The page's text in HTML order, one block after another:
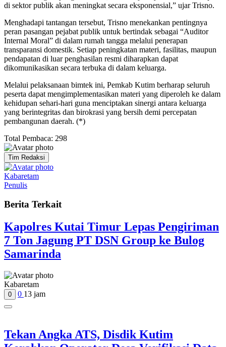
di sektor publik akan meningkat secara eksponensial,” ujar Trisno.
Menghadapi tantangan tersebut, Trisno menekankan pentingnya
peran pasangan pejabat publik untuk bertindak sebagai “Auditor
Internal Moral” di dalam rumah tangga melalui penerapan
transparansi domestik. Setiap peningkatan materi, fasilitas, maupun
pendapatan di luar penghasilan resmi diharapkan dapat
dikomunikasikan secara terbuka di dalam keluarga.
Melalui pelaksanaan bimtek ini, Pemkab Kutim berharap seluruh
peserta dapat mengimplementasikan materi yang diperoleh ke dalam
kehidupan sehari-hari guna menciptakan sinergi antara keluarga
yang berintegritas dan birokrasi yang bersih demi percepatan
pembangunan daerah. (*)
Total Pembaca: 298
Tim Redaksi
Kabaretam
Penulis
Berita Terkait
Kapolres Kutai Timur Lepas Pengiriman
7 Ton Jagung PT DSN Group ke Bulog
Samarinda
Kabaretam
0 0 13 jam
Tekan Angka ATS, Disdik Kutim